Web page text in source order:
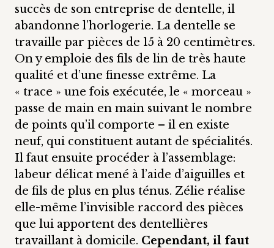
succès de son entreprise de dentelle, il
abandonne l’horlogerie. La dentelle se
travaille par pièces de 15 à 20 centimètres.
On y emploie des fils de lin de très haute
qualité et d’une finesse extrême. La
« trace » une fois exécutée, le « morceau »
passe de main en main suivant le nombre
de points qu’il comporte – il en existe
neuf, qui constituent autant de spécialités.
Il faut ensuite procéder à l’assemblage:
labeur délicat mené à l’aide d’aiguilles et
de fils de plus en plus ténus. Zélie réalise
elle-même l’invisible raccord des pièces
que lui apportent des dentellières
travaillant à domicile. Cependant, il faut